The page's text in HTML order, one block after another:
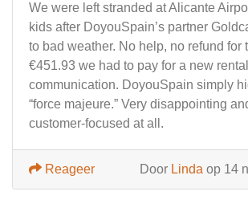
We were left stranded at Alicante
kids after DoyouSpain’s partner
to bad weather. No help, no refund for
€451.93 we had to pay for a new
communication. DoyouSpain simply
“force majeure.” Very disappointing
customer-focused at all.
Door Linda op 14
Reageer